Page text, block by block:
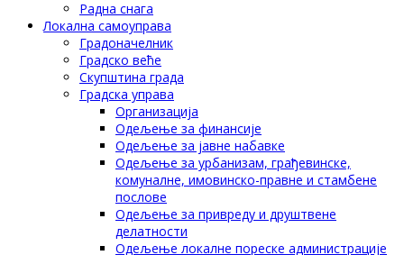
Радна снага
Локална самоуправа
Градоначелник
Градско веће
Скупштина града
Градска управа
Организација
Одељење за финансије
Одељење за јавне набавке
Одељење за урбанизам, грађевинске,
комуналне, имовинско-правне и стамбене
послове
Одељење за привреду и друштвене
делатности
Одељење локалне пореске администрације